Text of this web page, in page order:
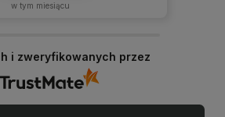
w tym miesiącu
i zweryfikowanych przez